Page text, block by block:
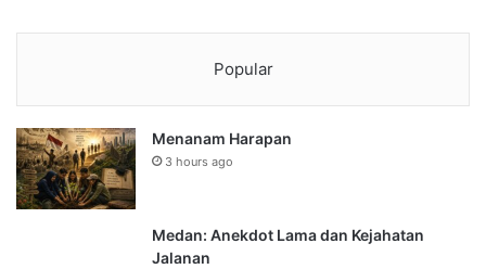
Popular
Menanam Harapan
3 hours ago
Medan: Anekdot Lama dan Kejahatan
Jalanan